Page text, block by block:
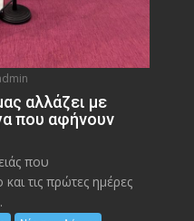
αλλάζει με
που αφήνουν
που
τις πρώτες ημέρες